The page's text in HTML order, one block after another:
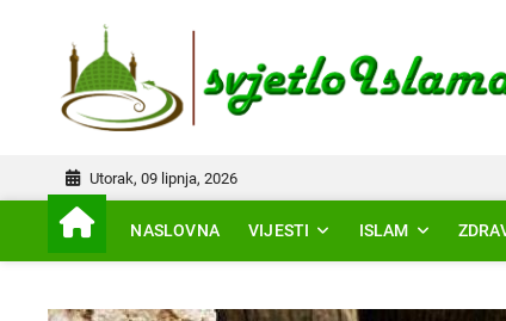
Utorak, 09 lipnja, 2026
NASLOVNA VIJESTI ISLAM